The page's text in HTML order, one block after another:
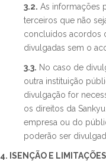
3.2. As informações
terceiros que não
concluídos acordos
divulgadas sem o
3.3. No caso de
outra instituição
divulgação for
os direitos da
empresa ou do
poderão ser
4. ISENÇÃO E